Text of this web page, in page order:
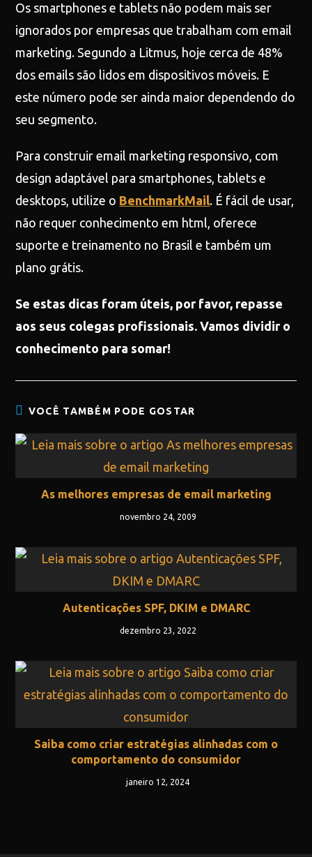
Os smartphones e tablets não podem mais ser
ignorados por empresas que trabalham com email
marketing. Segundo a Litmus, hoje cerca de 48%
dos emails são lidos em dispositivos móveis. E
este número pode ser ainda maior dependendo do
seu segmento.
Para construir email marketing responsivo, com
design adaptável para smartphones, tablets e
desktops, utilize o BenchmarkMail. É fácil de usar,
não requer conhecimento em html, oferece
suporte e treinamento no Brasil e também um
plano grátis.
Se estas dicas foram úteis, por favor, repasse
aos seus colegas profissionais. Vamos dividir o
conhecimento para somar!
VOCÊ TAMBÉM PODE GOSTAR
As melhores empresas de email marketing
novembro 24, 2009
Autenticações SPF, DKIM e DMARC
dezembro 23, 2022
Saiba como criar estratégias alinhadas com o
comportamento do consumidor
janeiro 12, 2024